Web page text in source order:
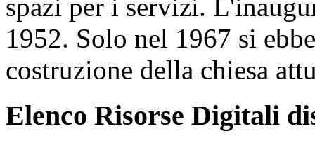
spazi per i servizi.
1952. Solo nel 1967 si
costruzione della chiesa
Elenco Risorse Digitali